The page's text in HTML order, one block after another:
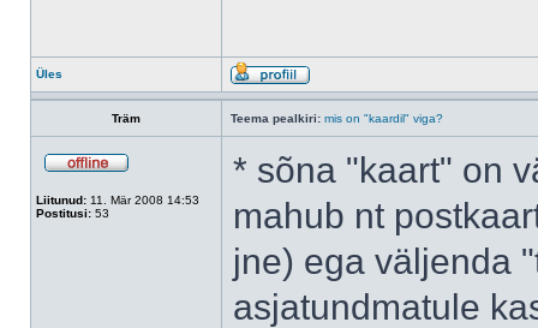
Üles
Träm Teema pealkiri: mis on "kaardil" viga?
Liitunud: 11. Mär 2008 14:53
Postitusi: 53
* sõna "kaart" on
mahub nt
jne) ega väljenda
asjatundmatule